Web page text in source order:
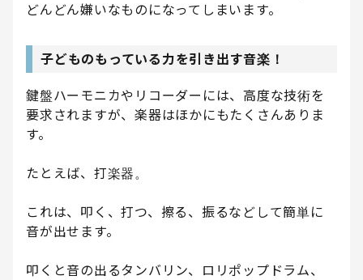
どんどん嫌いなものになってしまいます。
子どものもっている力を引き出す音楽！
鍵盤ハーモニカやリコーダーには、高度な技術を
要求されますが、楽器はほかにもたくさんありま
す。
たとえば、打楽器。
これは、叩く、打つ、擦る、振るなどして簡単に
音が出せます。
叩くと音の出るタンバリン、ロリポップドラム、